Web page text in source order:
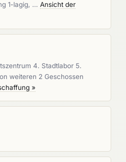
1-lagig, … Ansicht der
4. Stadtlabor 5.
weiteren 2 Geschossen
»